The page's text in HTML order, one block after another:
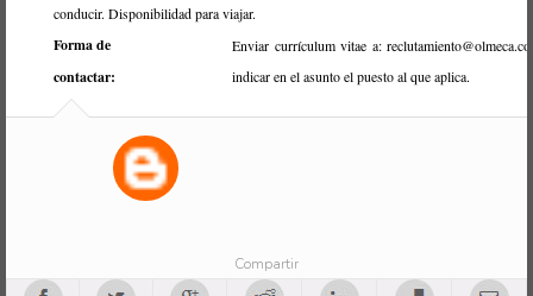
conducir. Disponibilidad para viajar.
Forma de
contactar:
Enviar currículum vitae a:
indicar en el asunto el puesto al que aplica.
Compartir